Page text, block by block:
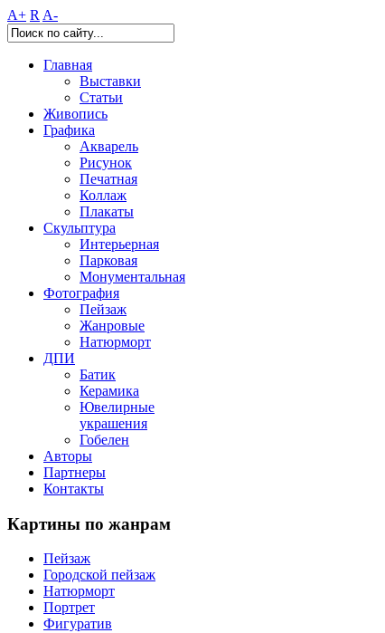
A+ R A-
Главная
Выставки
Статьи
Живопись
Графика
Акварель
Рисунок
Печатная
Коллаж
Плакаты
Скульптура
Интерьерная
Парковая
Монументальная
Фотография
Пейзаж
Жанровые
Натюрморт
ДПИ
Батик
Керамика
Ювелирные
украшения
Гобелен
Авторы
Партнеры
Контакты
Картины по жанрам
Пейзаж
Городской пейзаж
Натюрморт
Портрет
Фигуратив